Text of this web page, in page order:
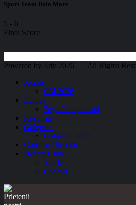
Sport Team Baia Mare
5 - 6
Final Score
Powered by Edy 2026 | All Rights
Acasă
CM 2026
Echipă
Foști Componenți
Rezultate
Golgeteri
Golgeteri 2025
Consiliu Director
Despre Club
Istoric
Contact